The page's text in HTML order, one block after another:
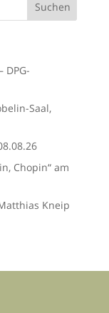
DPG-
Saal,
Chopin“ am
Kneip